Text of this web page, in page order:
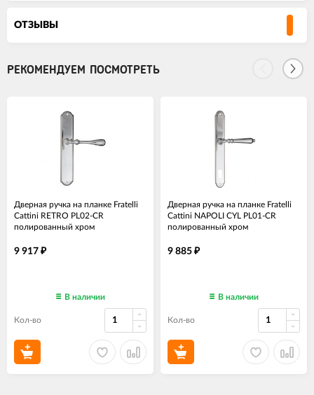
ОТЗЫВЫ
РЕКОМЕНДУЕМ ПОСМОТРЕТЬ
Дверная ручка на планке Fratelli
Cattini RETRO PL02-CR
полированный хром
9 917 ₽
В наличии
Кол-во
Дверная ручка на планке Fratelli
Cattini NAPOLI CYL PL01-CR
полированный хром
9 885 ₽
В наличии
Кол-во